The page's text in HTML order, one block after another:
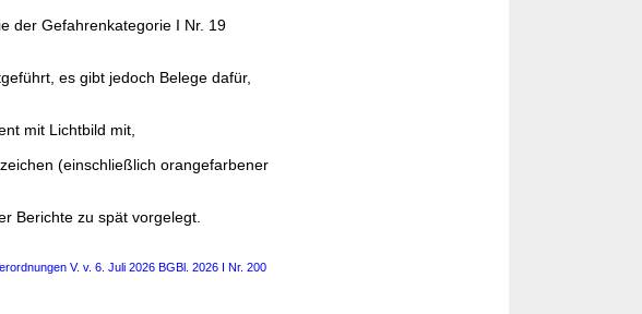
der Gefahrenkategorie I Nr. 19
es gibt jedoch Belege dafür,
mit Lichtbild mit,
(einschließlich orangefarbener
Berichte zu spät vorgelegt.
V. v. 6. Juli 2026 BGBl. 2026 I Nr. 200